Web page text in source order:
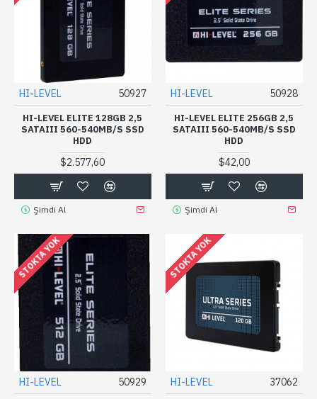
HI-LEVEL 50927
HI-LEVEL ELITE 128GB 2,5
SATAIII 560-540MB/S SSD
HDD
$2.577,60
Şimdi Al
HI-LEVEL 50928
HI-LEVEL ELITE 256GB 2,5
SATAIII 560-540MB/S SSD
HDD
$42,00
Şimdi Al
STOKTA YOK
HI-LEVEL 50929
STOKTA YOK
HI-LEVEL 37062